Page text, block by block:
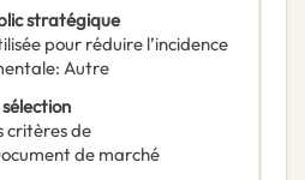
stratégique
pour réduire l’incidence
: Autre
critères de
de marché